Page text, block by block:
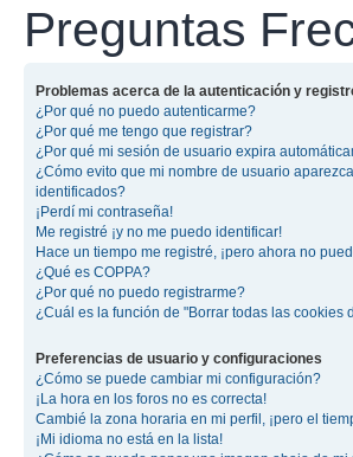
Preguntas
Problemas acerca de la autenticación y
¿Por qué no puedo autenticarme?
¿Por qué me tengo que registrar?
¿Por qué mi sesión de usuario expira
¿Cómo evito que mi nombre de usuario
identificados?
¡Perdí mi contraseña!
Me registré ¡y no me puedo identificar!
Hace un tiempo me registré, ¡pero ahora no
¿Qué es COPPA?
¿Por qué no puedo registrarme?
¿Cuál es la función de "Borrar todas las cookies
Preferencias de usuario y configuraciones
¿Cómo se puede cambiar mi configuración?
¡La hora en los foros no es correcta!
Cambié la zona horaria en mi perfil, ¡pero el
¡Mi idioma no está en la lista!